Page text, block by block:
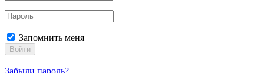
Запомнить меня
Войти
Забыли пароль?